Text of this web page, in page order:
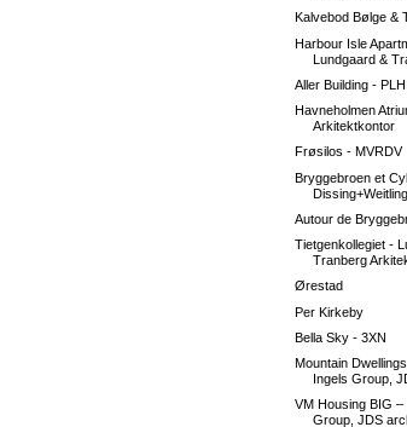
Kalvebod Bølge &
Harbour Isle
Lundgaard &
Aller Building -
Havneholmen
Arkitektkontor
Frøsilos - MVRDV
Bryggebroen et
Dissing+Weitling.
Autour de
Tietgenkollegiet -
Tranberg
Ørestad
Per Kirkeby
Bella Sky - 3XN
Mountain
Ingels Group,
VM Housing BIG –
Group, JDS